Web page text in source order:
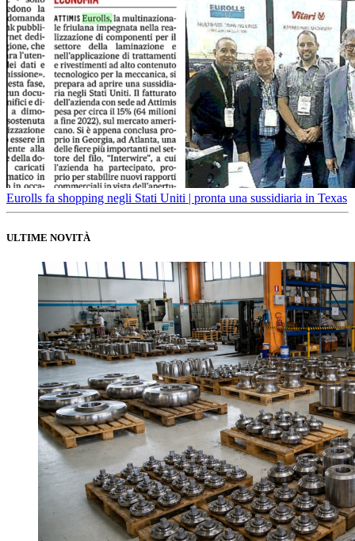
Eurolls fa shopping negli Stati Uniti | pronta una sussidiaria in Texas
ULTIME NOVITÀ